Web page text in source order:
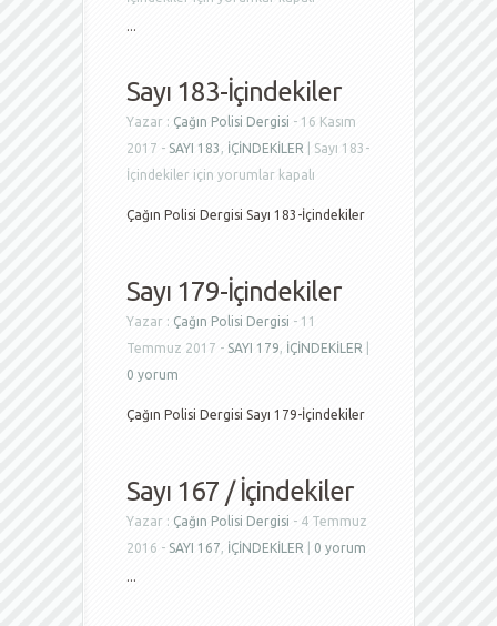
...
Sayı 183-İçindekiler
Yazar : Çağın Polisi Dergisi - 16 Kasım
2017 - SAYI 183 , İÇİNDEKİLER
Sayı 183-
İçindekiler için yorumlar kapalı
Çağın Polisi Dergisi Sayı 183-İçindekiler
Sayı 179-İçindekiler
Yazar : Çağın Polisi Dergisi - 11
Temmuz 2017 - SAYI 179, İÇİNDEKİLER
0 yorum
Çağın Polisi Dergisi Sayı 179-İçindekiler
Sayı 167 / İçindekiler
Yazar : Çağın Polisi Dergisi - 4 Temmuz
2016 - SAYI 167, İÇİNDEKİLER
0 yorum
...